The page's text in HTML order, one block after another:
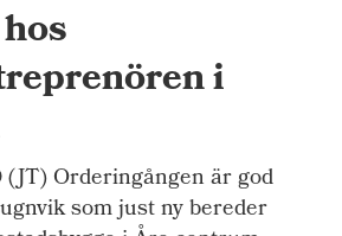
i
Orderingången är god
som just ny bereder